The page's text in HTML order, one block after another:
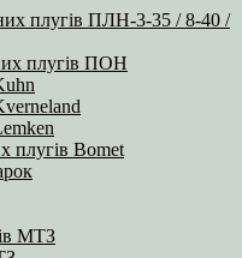
плугів ПЛН-3-35 / 8-40 /
плугів ПОН
плугів Bomet
МТЗ